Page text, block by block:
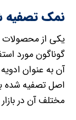
نمک تصفیه
یکی از محصولات
گوناگون مورد
آن به عنوان
اصل تصفیه شده
مختلف آن در